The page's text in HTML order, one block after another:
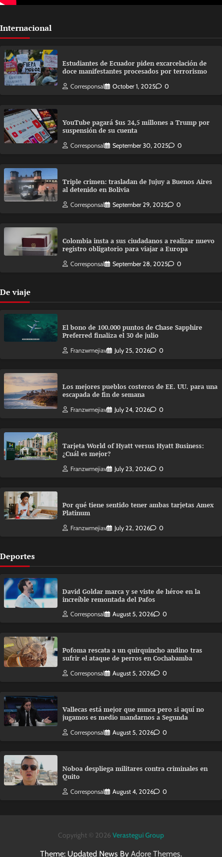
Internacional
Estudiantes de Ecuador piden excarcelación de
doce manifestantes procesados por terrorismo
Corresponsal October 1, 2025 0
YouTube pagará $us 24,5 millones a Trump por
suspensión de su cuenta
Corresponsal September 30, 2025 0
Triple crimen: trasladan de Jujuy a Buenos Aires
al detenido en Bolivia
Corresponsal September 29, 2025 0
Colombia insta a sus ciudadanos a realizar nuevo
registro obligatorio para viajar a Europa
Corresponsal September 28, 2025 0
De viaje
El bono de 100.000 puntos de Chase Sapphire
Preferred finaliza el 30 de julio
Franzwmejiav July 25, 2026 0
Los mejores pueblos costeros de EE. UU. para una
escapada de fin de semana
Franzwmejiav July 24, 2026 0
Tarjeta World of Hyatt versus Hyatt Business:
¿Cuál es mejor?
Franzwmejiav July 23, 2026 0
Por qué tiene sentido tener ambas tarjetas Amex
Platinum
Franzwmejiav July 22, 2026 0
Deportes
David Goldar marca y se viste de héroe en la
increíble remontada del Pafos
Corresponsal August 5, 2026 0
Pofoma rescata a un quirquincho andino tras
sufrir el ataque de perros en Cochabamba
Corresponsal August 5, 2026 0
Vallecas está mejor que nunca pero si aquí no
jugamos es medio mandarnos a Segunda
Corresponsal August 5, 2026 0
Noboa despliega militares contra criminales en
Quito
Corresponsal August 4, 2026 0
Copyright © 2026 Verastegui Group
Theme: Updated News By Adore Themes.